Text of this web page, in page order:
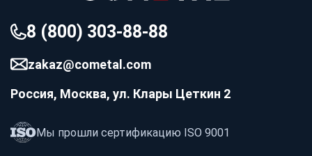
8 (800) 303-88-88
zakaz@cometal.com
Россия, Москва, ул. Клары Цеткин 2
Мы прошли сертификацию ISO 9001